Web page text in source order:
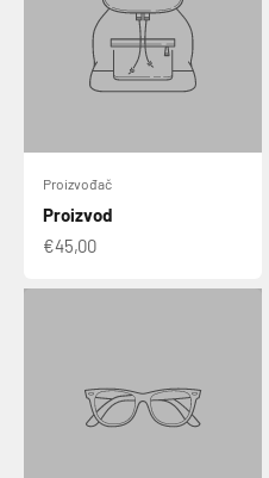
Proizvođač
Proizvod
€45,00